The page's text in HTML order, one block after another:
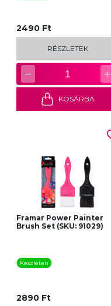
2490 Ft
RÉSZLETEK
− 1 +
KOSÁRBA
Framar Power Painter
Brush Set (SKU: 91029)
Készleten
2890 Ft